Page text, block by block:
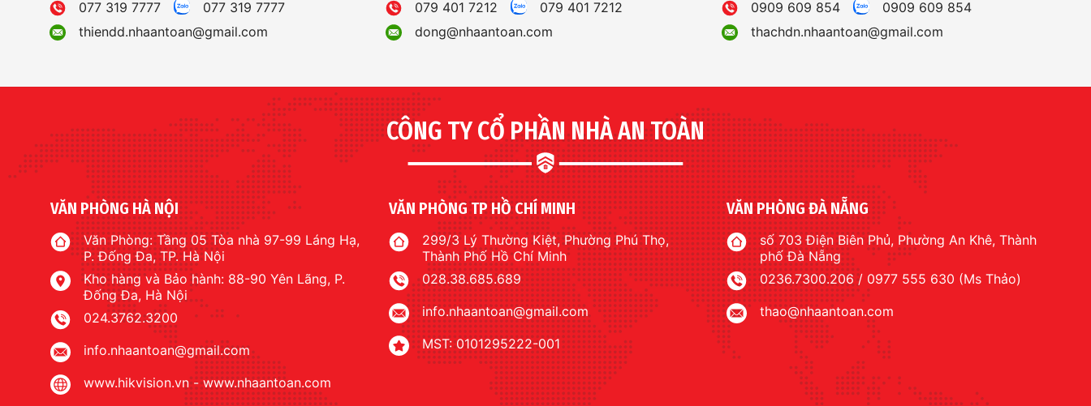
077 319 7777
077 319 7777
thiendd.nhaantoan@gmail.com
079 401 7212
079 401 7212
dong@nhaantoan.com
0909 609 854
0909 609 854
thachdn.nhaantoan@gmail.com
CÔNG TY CỔ PHẦN NHÀ AN TOÀN
VĂN PHÒNG HÀ NỘI
Văn Phòng: Tầng 05 Tòa nhà 97-99 Láng Hạ,
P. Đống Đa, TP. Hà Nội
Kho hàng và Bảo hành: 88-90 Yên Lãng, P.
Đống Đa, Hà Nội
024.3762.3200
info.nhaantoan@gmail.com
www.hikvision.vn-www.nhaantoan.com
VĂN PHÒNG TP HỒ CHÍ MINH
299/3 Lý Thường Kiệt, Phường Phú Thọ,
Thành Phố Hồ Chí Minh
028.38.685.689
info.nhaantoan@gmail.com
MST: 0101295222-001
VĂN PHÒNG ĐÀ NẴNG
số 703 Điện Biên Phủ, Phường An Khê, Thành
phố Đà Nẵng
0236.7300.206 / 0977 555 630 (Ms Thảo)
thao@nhaantoan.com